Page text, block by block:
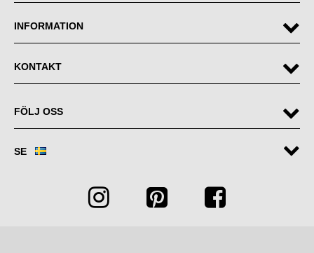
INFORMATION
KONTAKT
FÖLJ OSS
SE